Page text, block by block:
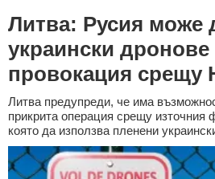
Литва: Русия може
украински дронове
провокация срещу
Литва предупреди, че има
прикрита операция срещу
която да използва пленени